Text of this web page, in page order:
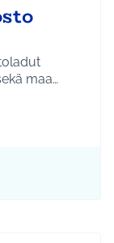
maa…
Liikunta ja